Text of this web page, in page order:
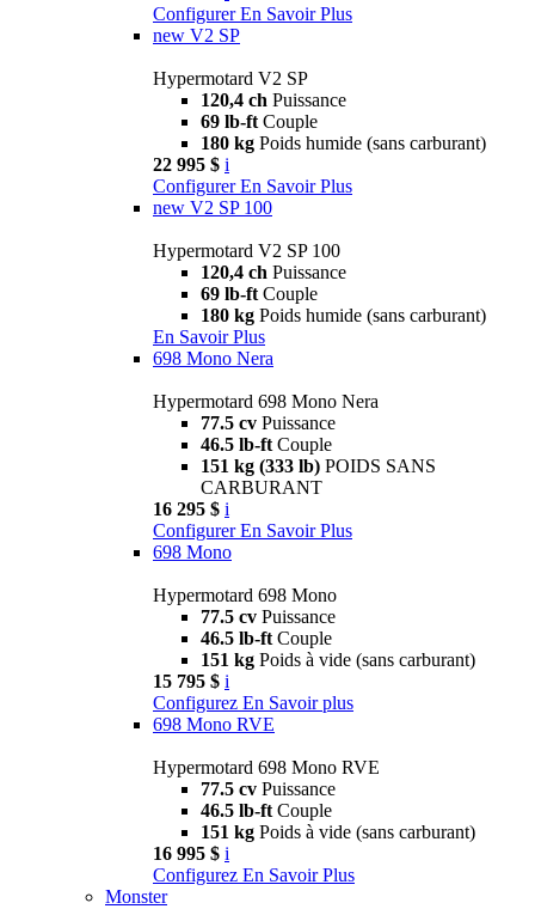
Configurer En Savoir Plus
new V2 SP
Hypermotard V2 SP
120,4 ch Puissance
69 lb-ft Couple
180 kg Poids humide (sans carburant)
22 995 $ i
Configurer En Savoir Plus
new V2 SP 100
Hypermotard V2 SP 100
120,4 ch Puissance
69 lb-ft Couple
180 kg Poids humide (sans carburant)
En Savoir Plus
698 Mono Nera
Hypermotard 698 Mono Nera
77.5 cv Puissance
46.5 lb-ft Couple
151 kg (333 lb) POIDS SANS
CARBURANT
16 295 $ i
Configurer En Savoir Plus
698 Mono
Hypermotard 698 Mono
77.5 cv Puissance
46.5 lb-ft Couple
151 kg Poids à vide (sans carburant)
15 795 $ i
Configurez En Savoir plus
698 Mono RVE
Hypermotard 698 Mono RVE
77.5 cv Puissance
46.5 lb-ft Couple
151 kg Poids à vide (sans carburant)
16 995 $ i
Configurez En Savoir Plus
Monster